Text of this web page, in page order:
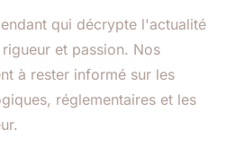
qui décrypte l'actualité
et passion. Nos
à rester informé sur les
réglementaires et les